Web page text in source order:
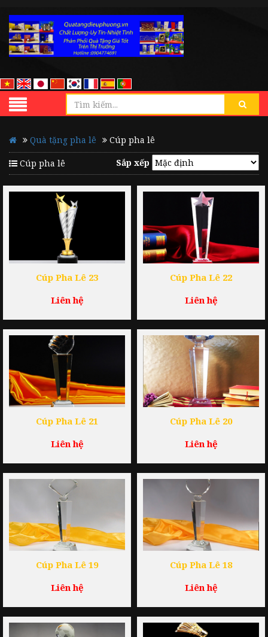
Quà tặng pha lê Cúp pha lê
Cúp pha lê Sắp xếp
Cúp Pha Lê 23
Liên hệ
Cúp Pha Lê 22
Liên hệ
Cúp Pha Lê 21
Liên hệ
Cúp Pha Lê 20
Liên hệ
Cúp Pha Lê 19
Liên hệ
Cúp Pha Lê 18
Liên hệ